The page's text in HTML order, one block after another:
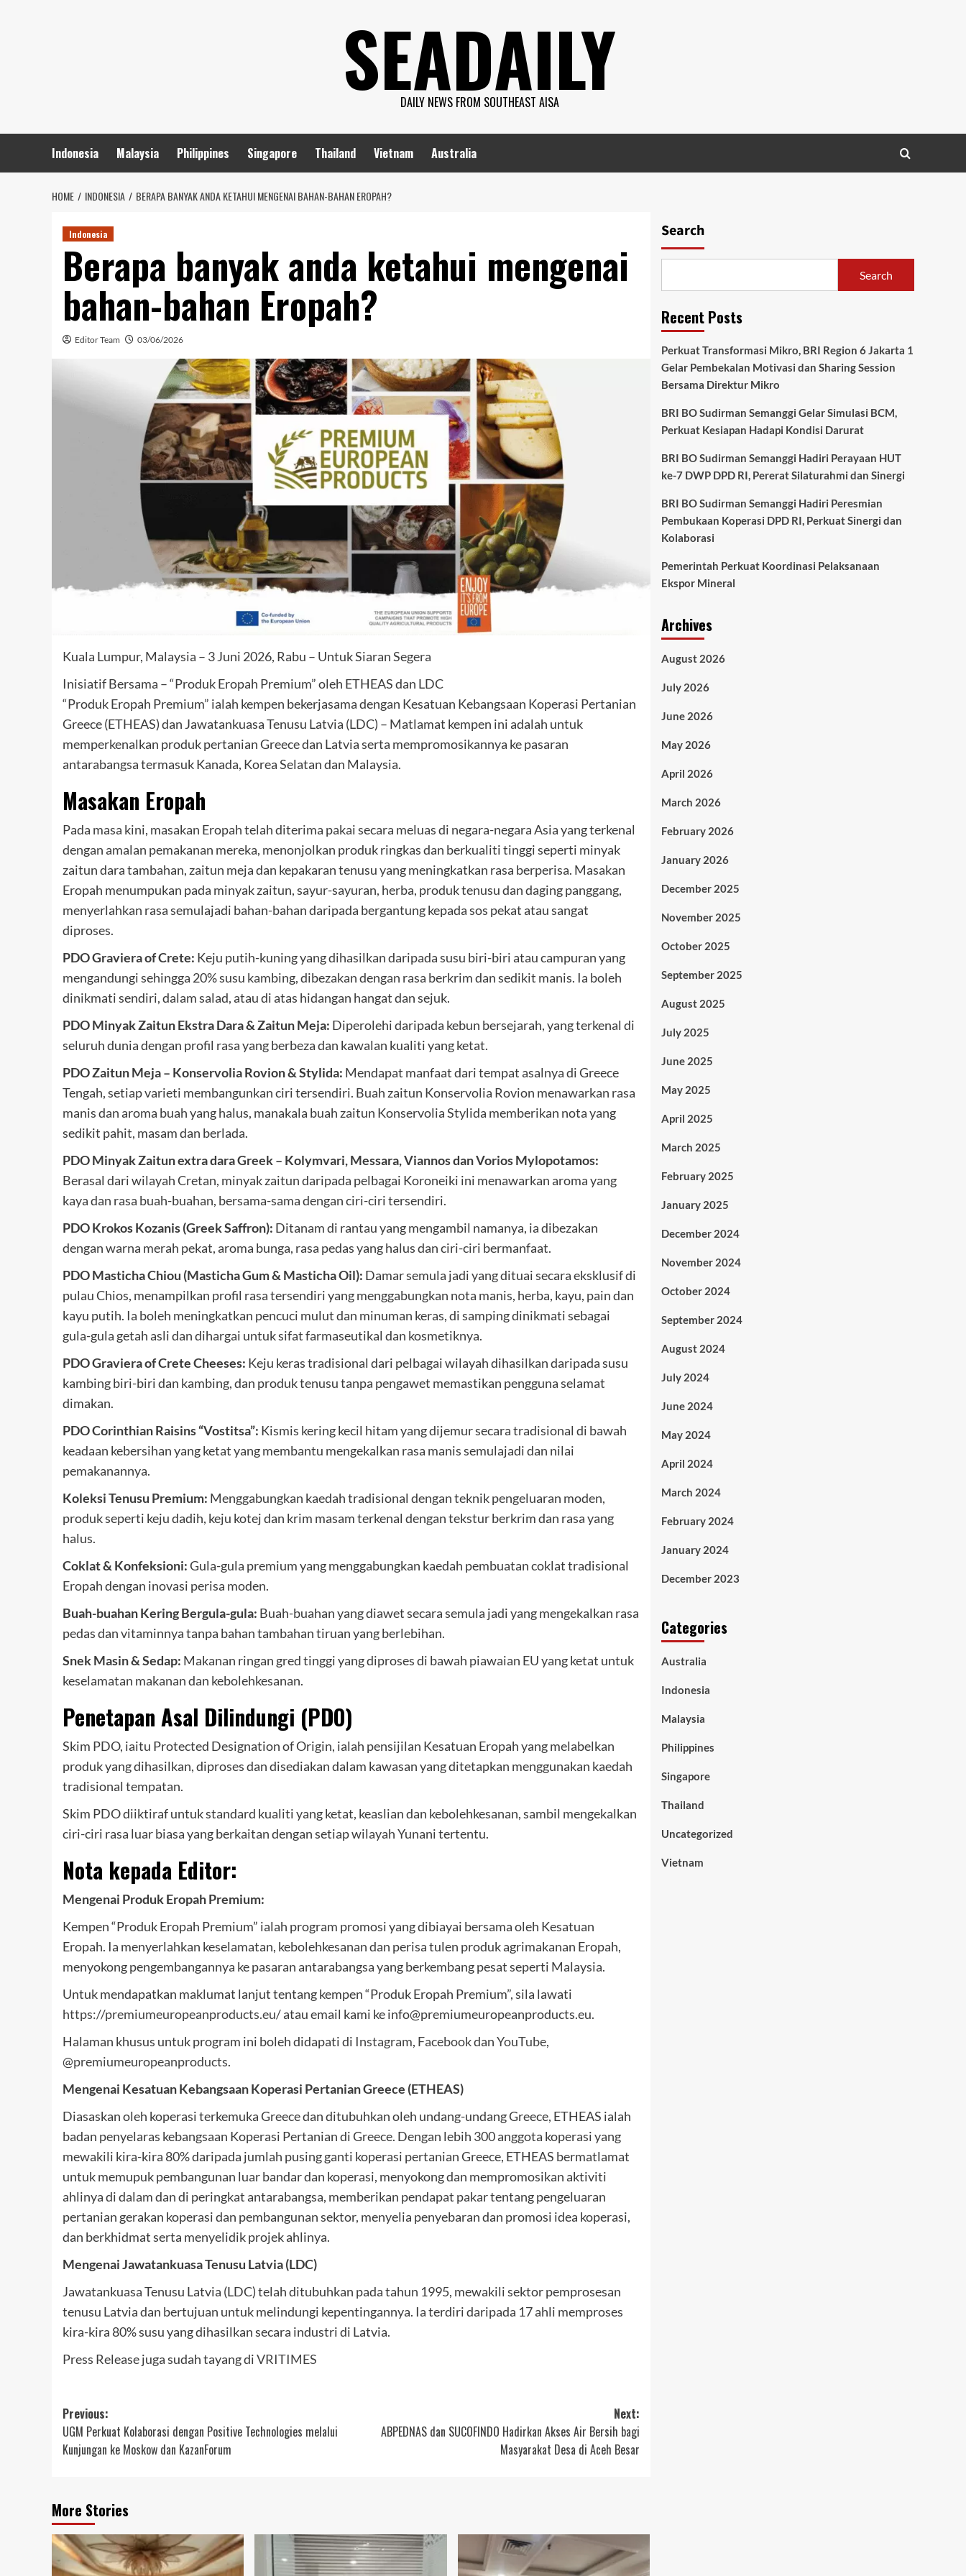
SEADAILY
DAILY NEWS FROM SOUTHEAST AISA
Indonesia Malaysia Philippines Singapore Thailand Vietnam Australia
HOME INDONESIA BERAPA BANYAK ANDA KETAHUI MENGENAI BAHAN-BAHAN EROPAH?
Indonesia
Berapa banyak anda ketahui mengenai
bahan-bahan Eropah?
Editor Team 03/06/2026
Kuala Lumpur, Malaysia – 3 Juni 2026, Rabu – Untuk Siaran Segera
Inisiatif Bersama – “Produk Eropah Premium” oleh ETHEAS dan LDC
“Produk Eropah Premium” ialah kempen bekerjasama dengan Kesatuan Kebangsaan Koperasi Pertanian
Greece (ETHEAS) dan Jawatankuasa Tenusu Latvia (LDC) – Matlamat kempen ini adalah untuk
memperkenalkan produk pertanian Greece dan Latvia serta mempromosikannya ke pasaran
antarabangsa termasuk Kanada, Korea Selatan dan Malaysia.
Masakan Eropah
Pada masa kini, masakan Eropah telah diterima pakai secara meluas di negara-negara Asia yang terkenal
dengan amalan pemakanan mereka, menonjolkan produk ringkas dan berkualiti tinggi seperti minyak
zaitun dara tambahan, zaitun meja dan kepakaran tenusu yang meningkatkan rasa berperisa. Masakan
Eropah menumpukan pada minyak zaitun, sayur-sayuran, herba, produk tenusu dan daging panggang,
menyerlahkan rasa semulajadi bahan-bahan daripada bergantung kepada sos pekat atau sangat
diproses.
PDO Graviera of Crete: Keju putih-kuning yang dihasilkan daripada susu biri-biri atau campuran yang
mengandungi sehingga 20% susu kambing, dibezakan dengan rasa berkrim dan sedikit manis. Ia boleh
dinikmati sendiri, dalam salad, atau di atas hidangan hangat dan sejuk.
PDO Minyak Zaitun Ekstra Dara & Zaitun Meja: Diperolehi daripada kebun bersejarah, yang terkenal di
seluruh dunia dengan profil rasa yang berbeza dan kawalan kualiti yang ketat.
PDO Zaitun Meja – Konservolia Rovion & Stylida: Mendapat manfaat dari tempat asalnya di Greece
Tengah, setiap varieti membangunkan ciri tersendiri. Buah zaitun Konservolia Rovion menawarkan rasa
manis dan aroma buah yang halus, manakala buah zaitun Konservolia Stylida memberikan nota yang
sedikit pahit, masam dan berlada.
PDO Minyak Zaitun extra dara Greek – Kolymvari, Messara, Viannos dan Vorios Mylopotamos:
Berasal dari wilayah Cretan, minyak zaitun daripada pelbagai Koroneiki ini menawarkan aroma yang
kaya dan rasa buah-buahan, bersama-sama dengan ciri-ciri tersendiri.
PDO Krokos Kozanis (Greek Saffron): Ditanam di rantau yang mengambil namanya, ia dibezakan
dengan warna merah pekat, aroma bunga, rasa pedas yang halus dan ciri-ciri bermanfaat.
PDO Masticha Chiou (Masticha Gum & Masticha Oil): Damar semula jadi yang dituai secara eksklusif di
pulau Chios, menampilkan profil rasa tersendiri yang menggabungkan nota manis, herba, kayu, pain dan
kayu putih. Ia boleh meningkatkan pencuci mulut dan minuman keras, di samping dinikmati sebagai
gula-gula getah asli dan dihargai untuk sifat farmaseutikal dan kosmetiknya.
PDO Graviera of Crete Cheeses: Keju keras tradisional dari pelbagai wilayah dihasilkan daripada susu
kambing biri-biri dan kambing, dan produk tenusu tanpa pengawet memastikan pengguna selamat
dimakan.
PDO Corinthian Raisins “Vostitsa”: Kismis kering kecil hitam yang dijemur secara tradisional di bawah
keadaan kebersihan yang ketat yang membantu mengekalkan rasa manis semulajadi dan nilai
pemakanannya.
Koleksi Tenusu Premium: Menggabungkan kaedah tradisional dengan teknik pengeluaran moden,
produk seperti keju dadih, keju kotej dan krim masam terkenal dengan tekstur berkrim dan rasa yang
halus.
Coklat & Konfeksioni:Gula-gula premium yang menggabungkan kaedah pembuatan coklat tradisional
Eropah dengan inovasi perisa moden.
Buah-buahan Kering Bergula-gula: Buah-buahan yang diawet secara semula jadi yang mengekalkan rasa
pedas dan vitaminnya tanpa bahan tambahan tiruan yang berlebihan.
Snek Masin & Sedap: Makanan ringan gred tinggi yang diproses di bawah piawaian EU yang ketat untuk
keselamatan makanan dan kebolehkesanan.
Penetapan Asal Dilindungi (PDO)
Skim PDO, iaitu Protected Designation of Origin, ialah pensijilan Kesatuan Eropah yang melabelkan
produk yang dihasilkan, diproses dan disediakan dalam kawasan yang ditetapkan menggunakan kaedah
tradisional tempatan.
Skim PDO diiktiraf untuk standard kualiti yang ketat, keaslian dan kebolehkesanan, sambil mengekalkan
ciri-ciri rasa luar biasa yang berkaitan dengan setiap wilayah Yunani tertentu.
Nota kepada Editor:
Mengenai Produk Eropah Premium:
Kempen “Produk Eropah Premium” ialah program promosi yang dibiayai bersama oleh Kesatuan
Eropah. Ia menyerlahkan keselamatan, kebolehkesanan dan perisa tulen produk agrimakanan Eropah,
menyokong pengembangannya ke pasaran antarabangsa yang berkembang pesat seperti Malaysia.
Untuk mendapatkan maklumat lanjut tentang kempen “Produk Eropah Premium”, sila lawati
https://premiumeuropeanproducts.eu/atau email kami ke info@premiumeuropeanproducts.eu.
Halaman khusus untuk program ini boleh didapati di Instagram, FacebookdanYouTube,
@premiumeuropeanproducts.
Mengenai Kesatuan Kebangsaan Koperasi Pertanian Greece (ETHEAS)
Diasaskan oleh koperasi terkemuka Greece dan ditubuhkan oleh undang-undang Greece, ETHEAS ialah
badan penyelaras kebangsaan Koperasi Pertanian di Greece. Dengan lebih 300 anggota koperasi yang
mewakili kira-kira 80% daripada jumlah pusing ganti koperasi pertanian Greece, ETHEAS bermatlamat
untuk memupuk pembangunan luar bandar dan koperasi, menyokong dan mempromosikan aktiviti
ahlinya di dalam dan di peringkat antarabangsa, memberikan pendapat pakar tentang pengeluaran
pertanian gerakan koperasi dan pembangunan sektor, menyelia penyebaran dan promosi idea koperasi,
dan berkhidmat serta menyelidik projek ahlinya.
Mengenai Jawatankuasa Tenusu Latvia (LDC)
Jawatankuasa Tenusu Latvia (LDC) telah ditubuhkan pada tahun 1995, mewakili sektor pemprosesan
tenusu Latvia dan bertujuan untuk melindungi kepentingannya. Ia terdiri daripada 17 ahli memproses
kira-kira 80% susu yang dihasilkan secara industri di Latvia.
Press Release juga sudah tayang diVRITIMES
Post
navigation
Previous:
UGM Perkuat Kolaborasi dengan Positive Technologies melalui
Kunjungan ke Moskow dan KazanForum
Next:
ABPEDNAS dan SUCOFINDO Hadirkan Akses Air Bersih bagi
Masyarakat Desa di Aceh Besar
More Stories
Search
Search
Recent Posts
Perkuat Transformasi Mikro, BRI Region 6 Jakarta 1
Gelar Pembekalan Motivasi dan Sharing Session
Bersama Direktur Mikro
BRI BO Sudirman Semanggi Gelar Simulasi BCM,
Perkuat Kesiapan Hadapi Kondisi Darurat
BRI BO Sudirman Semanggi Hadiri Perayaan HUT
ke-7 DWP DPD RI, Pererat Silaturahmi dan Sinergi
BRI BO Sudirman Semanggi Hadiri Peresmian
Pembukaan Koperasi DPD RI, Perkuat Sinergi dan
Kolaborasi
Pemerintah Perkuat Koordinasi Pelaksanaan
Ekspor Mineral
Archives
August 2026
July 2026
June 2026
May 2026
April 2026
March 2026
February 2026
January 2026
December 2025
November 2025
October 2025
September 2025
August 2025
July 2025
June 2025
May 2025
April 2025
March 2025
February 2025
January 2025
December 2024
November 2024
October 2024
September 2024
August 2024
July 2024
June 2024
May 2024
April 2024
March 2024
February 2024
January 2024
December 2023
Categories
Australia
Indonesia
Malaysia
Philippines
Singapore
Thailand
Uncategorized
Vietnam